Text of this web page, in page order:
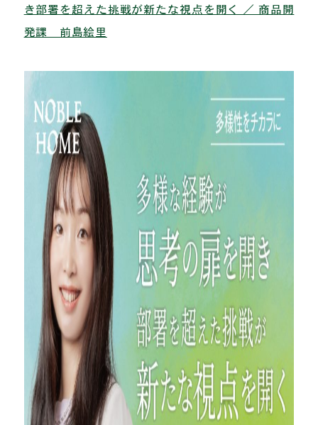
き部署を超えた挑戦が新たな視点を開く ／ 商品開
発課 前島絵里